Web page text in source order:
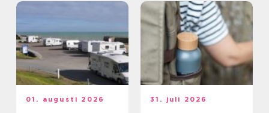
01. augusti 2026 31. juli 2026